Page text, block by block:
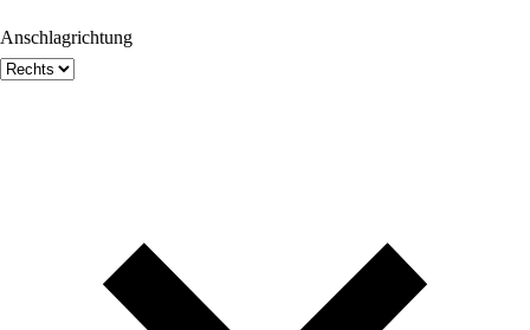
Anschlagrichtung